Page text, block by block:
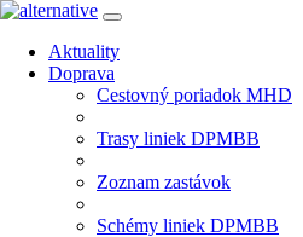
Aktuality
Doprava
Cestovný poriadok MHD
Trasy liniek DPMBB
Zoznam zastávok
Schémy liniek DPMBB